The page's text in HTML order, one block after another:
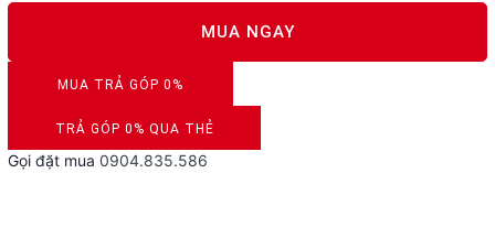
MUA NGAY
MUA TRẢ GÓP 0%
DUYỆT HỒ SƠ RONG 5 PHÚT
TRẢ GÓP 0% QUA THẺ
VISA, MASTERCARD, JCB, AMEX
Gọi đặt mua 0904.835.586